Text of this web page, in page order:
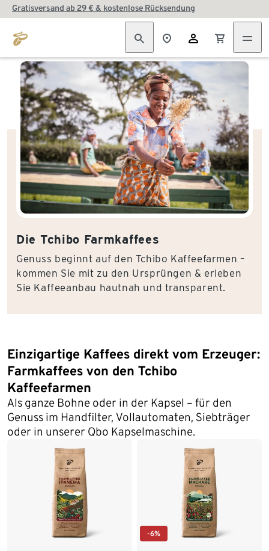
Gratisversand ab 29 € & kostenlose Rücksendung
Die Tchibo Farmkaffees
Genuss beginnt auf den Tchibo Kaffeefarmen –
kommen Sie mit zu den Ursprüngen & erleben
Sie Kaffeeanbau hautnah und transparent.
Einzigartige Kaffees direkt vom Erzeuger:
Farmkaffees von den Tchibo
Kaffeefarmen
Als ganze Bohne oder in der Kapsel – für den
Genuss im Handfilter, Vollautomaten, Siebträger
oder in unserer Qbo Kapselmaschine.
-6%